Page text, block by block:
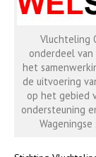
Vluchteling
onderdeel van
het
de uitvoering
op het gebied
ondersteuning